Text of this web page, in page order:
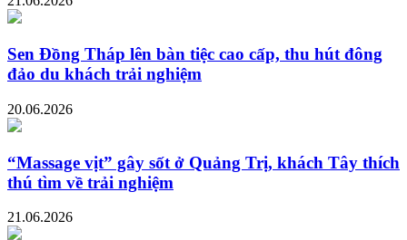
Sen Đồng Tháp lên bàn tiệc cao cấp, thu hút đông
đảo du khách trải nghiệm
20.06.2026
“Massage vịt” gây sốt ở Quảng Trị, khách Tây thích
thú tìm về trải nghiệm
21.06.2026